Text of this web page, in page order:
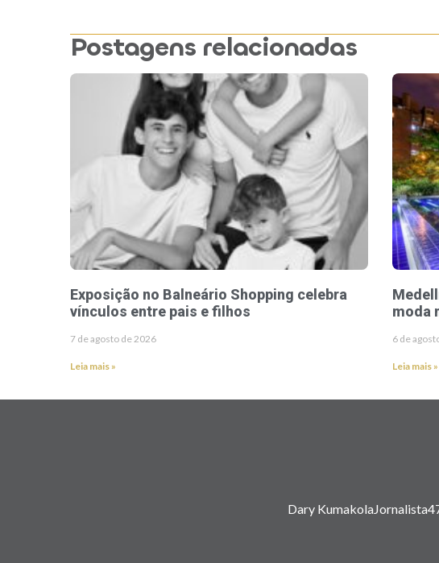
Postagens relacionadas
Exposição no Balneário Shopping celebra
vínculos entre pais e filhos
7 de agosto de 2026
Leia mais »
moda
6 de
Leia mais »
Dary KumakolaJornalista